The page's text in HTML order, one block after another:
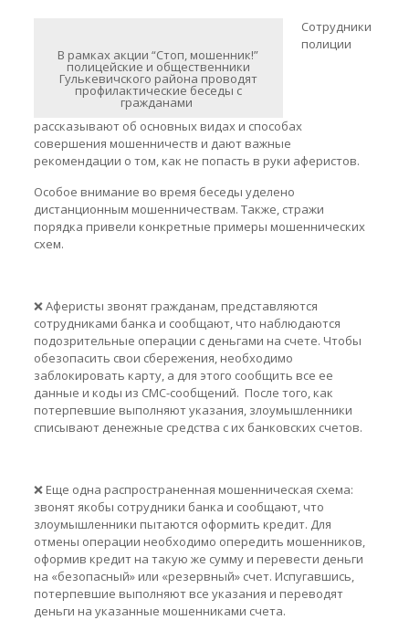
В рамках акции “Стоп, мошенник!”
полицейские и общественники
Гулькевичского района проводят
профилактические беседы с
гражданами
Сотрудники
полиции
рассказывают об основных видах и способах
совершения мошенничеств и дают важные
рекомендации о том, как не попасть в руки аферистов.
Особое внимание во время беседы уделено
дистанционным мошенничествам. Также, стражи
порядка привели конкретные примеры мошеннических
схем.
❌ Аферисты звонят гражданам, представляются
сотрудниками банка и сообщают, что наблюдаются
подозрительные операции с деньгами на счете. Чтобы
обезопасить свои сбережения, необходимо
заблокировать карту, а для этого сообщить все ее
данные и коды из СМС-сообщений. После того, как
потерпевшие выполняют указания, злоумышленники
списывают денежные средства с их банковских счетов.
❌ Еще одна распространенная мошенническая схема:
звонят якобы сотрудники банка и сообщают, что
злоумышленники пытаются оформить кредит. Для
отмены операции необходимо опередить мошенников,
оформив кредит на такую же сумму и перевести деньги
на «безопасный» или «резервный» счет. Испугавшись,
потерпевшие выполняют все указания и переводят
деньги на указанные мошенниками счета.